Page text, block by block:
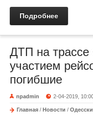
Подробнее
ДТП на
участием
погибшие
npadmin 2-04-2019,
Главная / Новости /